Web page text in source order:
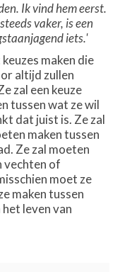
Ik vind hem eerst.
vaker, is een
iets.'
maken die
altijd zullen
zal een keuze
tussen wat ze wil
dat juist is. Ze zal
maken tussen
Ze zal moeten
vechten of
moet ze
maken tussen
leven van